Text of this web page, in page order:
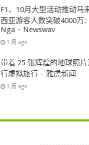
F1、10月大型活动推动马
西亚游客人数突破4000万：
Nga – Newswav
1 周 ago
带着 25 张辉煌的地球照片
行虚拟旅行 – 雅虎新闻
1 周 ago